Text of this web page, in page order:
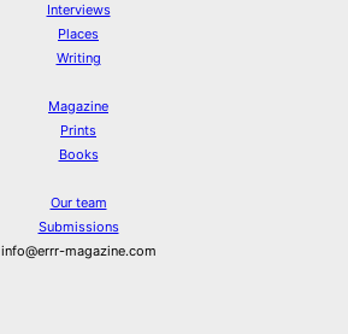
Interviews
Places
Writing
Magazine
Prints
Books
Our team
Submissions
info@errr-magazine.com